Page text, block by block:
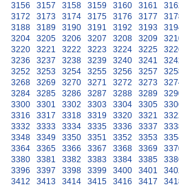
3156
3157 3158 3159 3160 3161
3172
3173 3174 3175 3176 3177
3188
3189 3190 3191 3192 3193
3204
3205 3206 3207 3208 3209
3220
3221 3222 3223 3224 3225
3236
3237 3238 3239 3240 3241
3252
3253 3254 3255 3256 3257
3268
3269 3270 3271 3272 3273
3284
3285 3286 3287 3288 3289
3300
3301 3302 3303 3304 3305
3316
3317 3318 3319 3320 3321
3332
3333 3334 3335 3336 3337
3348
3349 3350 3351 3352 3353
3364
3365 3366 3367 3368 3369
3380
3381 3382 3383 3384 3385
3396
3397 3398 3399 3400 3401
3412
3413 3414 3415 3416 3417